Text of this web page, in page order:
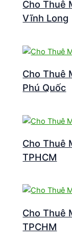
Cho Thuê
Vĩnh Long
Cho Thuê
Phú Quốc
Cho Thuê
TPHCM
Cho Thuê
TPCHM